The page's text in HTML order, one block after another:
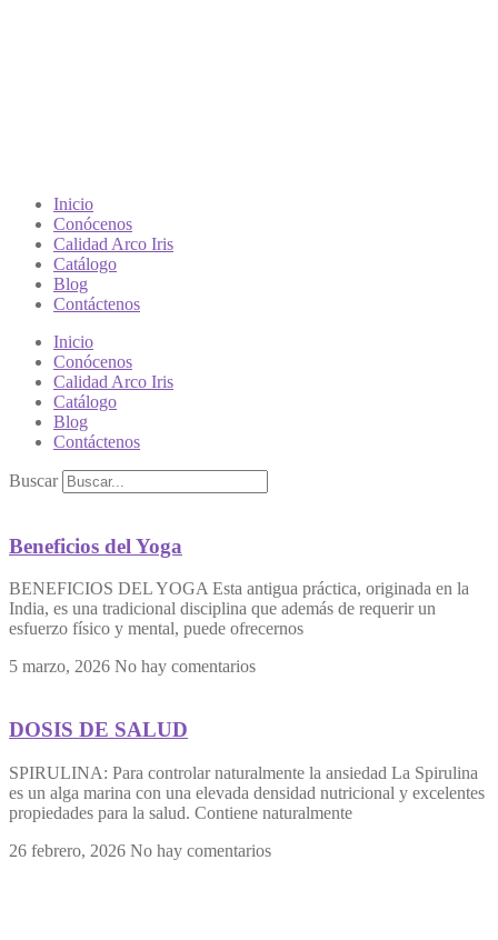
Inicio
Conócenos
Calidad Arco Iris
Catálogo
Blog
Contáctenos
Inicio
Conócenos
Calidad Arco Iris
Catálogo
Blog
Contáctenos
Buscar
Beneficios del Yoga
BENEFICIOS DEL YOGA Esta antigua práctica, originada en la
India, es una tradicional disciplina que además de requerir un
esfuerzo físico y mental, puede ofrecernos
5 marzo, 2026 No hay comentarios
DOSIS DE SALUD
SPIRULINA: Para controlar naturalmente la ansiedad La Spirulina
es un alga marina con una elevada densidad nutricional y excelentes
propiedades para la salud. Contiene naturalmente
26 febrero, 2026 No hay comentarios